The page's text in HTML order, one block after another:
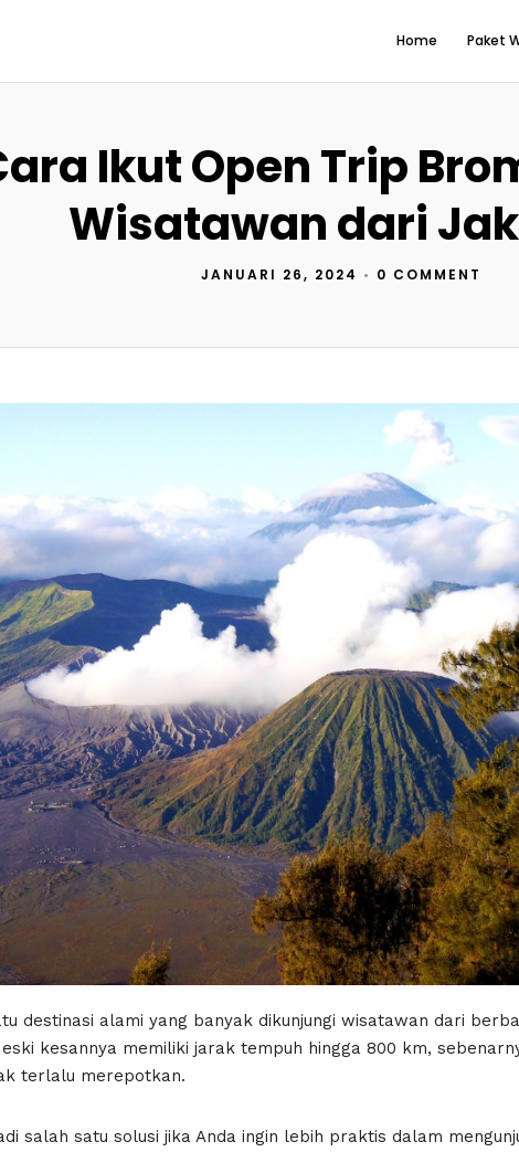
Home Paket
Ikut Open Trip
Wisatawan dari
JANUARI 26, 2024 • 0 COMMENT
destinasi alami yang banyak dikunjungi wisatawan dari
kesannya memiliki jarak tempuh hingga 800 km,
terlalu merepotkan.
salah satu solusi jika Anda ingin lebih praktis dalam